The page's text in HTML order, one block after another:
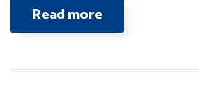
Read more